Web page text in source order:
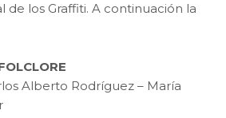
de los Graffiti. A continuación la
Alberto Rodríguez – María